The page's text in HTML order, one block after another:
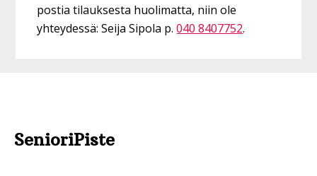
postia tilauksesta huolimatta, niin ole
yhteydessä: Seija Sipola p.040 8407752.
SenioriPiste